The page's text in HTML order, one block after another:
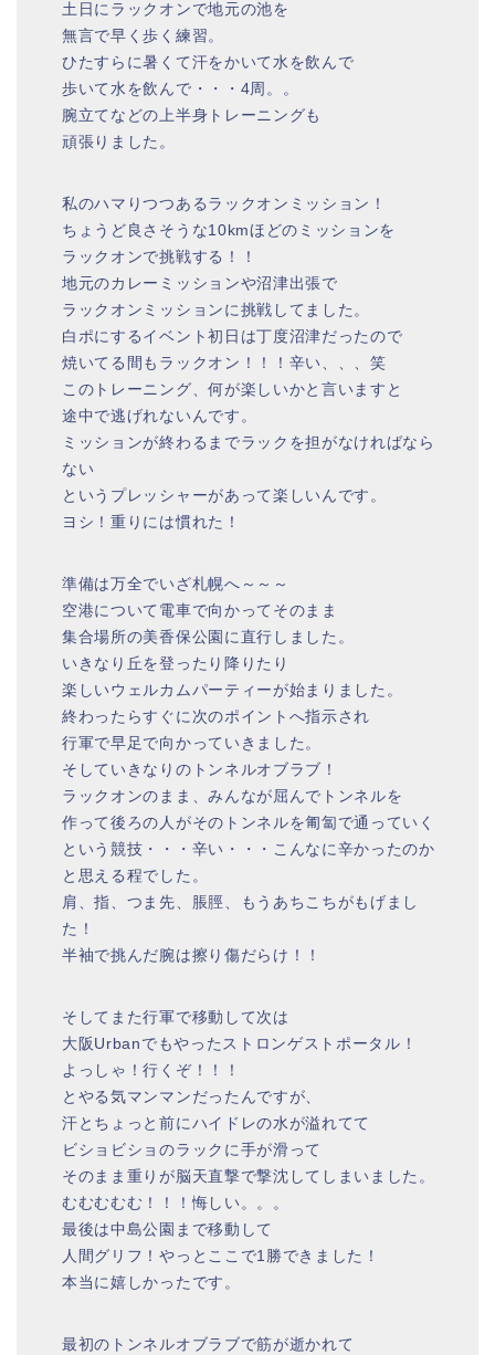
土日にラックオンで地元の池を
無言で早く歩く練習。
ひたすらに暑くて汗をかいて水を飲んで
歩いて水を飲んで・・・4周。。
腕立てなどの上半身トレーニングも
頑張りました。
私のハマりつつあるラックオンミッション！
ちょうど良さそうな10kmほどのミッションを
ラックオンで挑戦する！！
地元のカレーミッションや沼津出張で
ラックオンミッションに挑戦してました。
白ポにするイベント初日は丁度沼津だったので
焼いてる間もラックオン！！！辛い、、、笑
このトレーニング、何が楽しいかと言いますと
途中で逃げれないんです。
ミッションが終わるまでラックを担がなければなら
ない
というプレッシャーがあって楽しいんです。
ヨシ！重りには慣れた！
準備は万全でいざ札幌へ～～～
空港について電車で向かってそのまま
集合場所の美香保公園に直行しました。
いきなり丘を登ったり降りたり
楽しいウェルカムパーティーが始まりました。
終わったらすぐに次のポイントへ指示され
行軍で早足で向かっていきました。
そしていきなりのトンネルオブラブ！
ラックオンのまま、みんなが屈んでトンネルを
作って後ろの人がそのトンネルを匍匐で通っていく
という競技・・・辛い・・・こんなに辛かったのか
と思える程でした。
肩、指、つま先、脹脛、もうあちこちがもげまし
た！
半袖で挑んだ腕は擦り傷だらけ！！
そしてまた行軍で移動して次は
大阪Urbanでもやったストロンゲストポータル！
よっしゃ！行くぞ！！！
とやる気マンマンだったんですが、
汗とちょっと前にハイドレの水が溢れてて
ビショビショのラックに手が滑って
そのまま重りが脳天直撃で撃沈してしまいました。
むむむむむ！！！悔しい。。。
最後は中島公園まで移動して
人間グリフ！やっとここで1勝できました！
本当に嬉しかったです。
最初のトンネルオブラブで筋が逝かれて